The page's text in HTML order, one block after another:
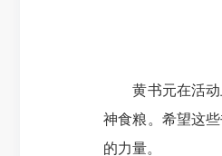
黄书元在活动上
神食粮。希望这
的力量。